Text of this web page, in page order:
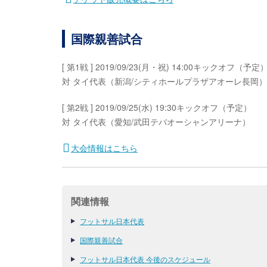
国際親善試合
[ 第1戦 ] 2019/09/23(月・祝) 14:00キックオフ（予定
対 タイ代表（新潟/シティホールプラザアオーレ長岡）
[ 第2戦 ] 2019/09/25(水) 19:30キックオフ（予定）
対 タイ代表（愛知/武田テバオーシャンアリーナ）
大会情報はこちら
関連情報
フットサル日本代表
国際親善試合
フットサル日本代表 今後のスケジュール